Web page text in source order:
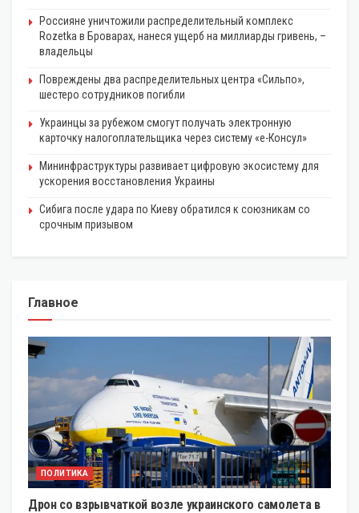
Россияне уничтожили распределительный комплекс
Rozetka в Броварах, нанеся ущерб на миллиарды гривень, –
владельцы
Повреждены два распределительных центра «Сильпо»,
шестеро сотрудников погибли
Украинцы за рубежом смогут получать электронную
карточку налогоплательщика через систему «e-Консул»
Мининфраструктуры развивает цифровую экосистему для
ускорения восстановления Украины
Сибига после удара по Киеву обратился к союзникам со
срочным призывом
Главное
ПОЛИТИКА
Дрон со взрывчаткой возле украинского самолета в